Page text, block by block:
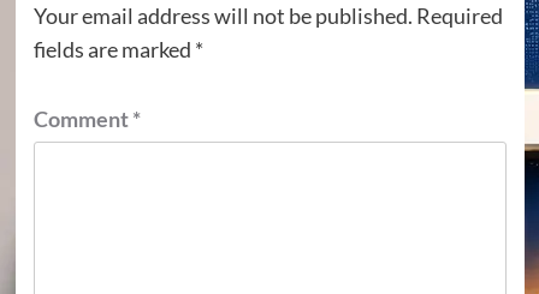
Your email address will not be published. Required
fields are marked *
Comment*